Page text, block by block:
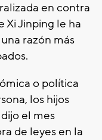
en contra
Jinping le ha
razón más
o política
los hijos
el mes
de leyes en la